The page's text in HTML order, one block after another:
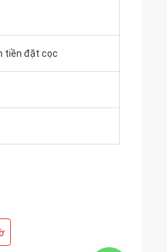
tiền đặt cọc